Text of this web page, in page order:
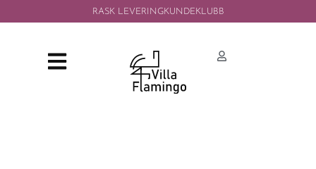
RASK LEVERINGKUNDEKLUBB